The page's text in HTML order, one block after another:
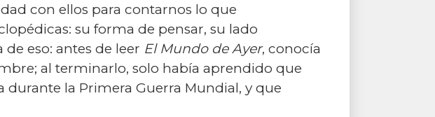
con ellos para contarnos lo que
su forma de pensar, su lado
eso: antes de leer El Mundo de Ayer, conocía
al terminarlo, solo había aprendido que
durante la Primera Guerra Mundial, y que